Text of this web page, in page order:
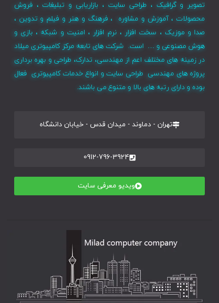
تصویر و گرافیک ، طراحی سایت ، بازاریابی و تبلیغات ، فروش
محصولات ، آموزش و مشاوره ، فرهنگ و هنر و فیلم و تدوین ،
صدا و موزیک ، سخت افزار ، نرم افزار ، امنیت و شبکه ، بازی و
هوش مصنوعی و … است. شرکت های تابعه مرکز کامپیوتری میلاد
در زمینه های مختلف اعم از مهندسی، تدارک، طراحی و بهره برداری
پروژه های مهندسی طراحی سایت و انواع خدمات کامپیوتری فعال
بوده و دارای رتبه های بالا و متنوع می باشند.
تهران - دماوند - میدان قدس - خیابان دانشگاه
0912-796-3924
ویدیو معرفی سایت